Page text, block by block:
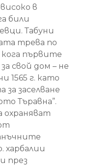
в
били
Табуни
трева по
първите
свой дом – не
1565 г. като
за заселване
Търавна”.
охраняват
харбалии
през